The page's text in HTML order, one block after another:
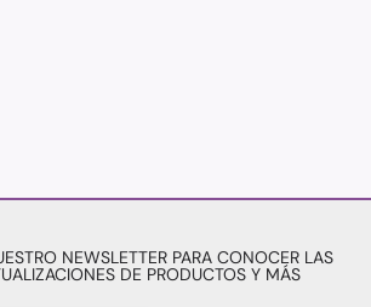
NEWSLETTER PARA CONOCER LAS
DE PRODUCTOS Y MÁS